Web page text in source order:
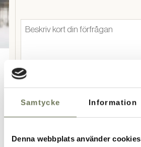
Samtycke Information
Denna webbplats använder cookies